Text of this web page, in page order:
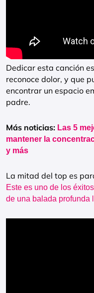
Dedicar esta canción
reconoce dolor, y que
encontrar un espacio
padre.
Más noticias: Las 5
mantener la
y más
La mitad del top es
Este es uno de los
de una balada profunda